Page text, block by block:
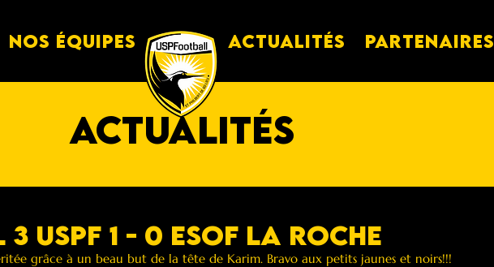
Nos équipes Actualités PARTENAIRES
actualités
Uspf 1 - 0 Esof La Roche
grâce à un beau but de la tête de Karim. Bravo aux petits jaunes et noirs!!!